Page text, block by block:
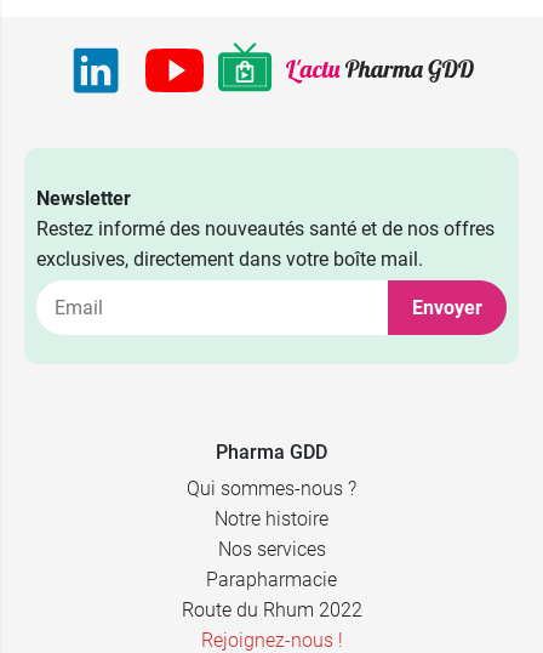
Newsletter
Restez informé des nouveautés santé et de nos offres
exclusives, directement dans votre boîte mail.
Envoyer
Pharma GDD
Qui sommes-nous ?
Notre histoire
Nos services
Parapharmacie
Route du Rhum 2022
Rejoignez-nous !